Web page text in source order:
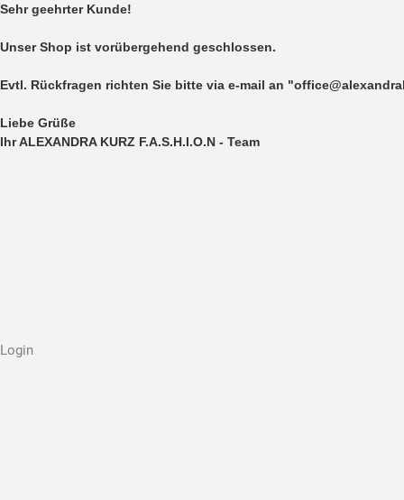
Sehr geehrter Kunde!
Unser Shop ist vorübergehend geschlossen.
Evtl. Rückfragen richten Sie bitte via e-mail an
Liebe Grüße
Ihr ALEXANDRA KURZ F.A.S.H.I.O.N - Team
Login